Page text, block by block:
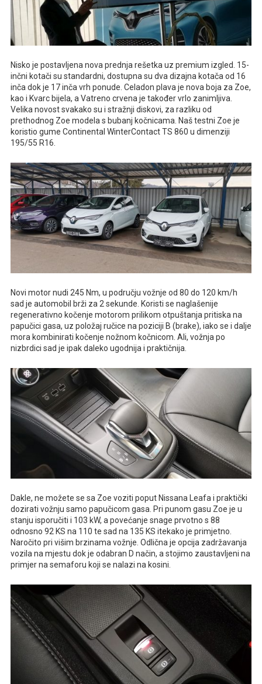
Nisko je postavljena nova prednja rešetka uz premium izgled. 15-
inčni kotači su standardni, dostupna su dva dizajna kotača od 16
inča dok je 17 inča vrh ponude. Celadon plava je nova boja za Zoe,
kao i Kvarc bijela, a Vatreno crvena je također vrlo zanimljiva.
Velika novost svakako su i stražnji diskovi, za razliku od
prethodnog Zoe modela s bubanj kočnicama. Naš testni Zoe je
koristio gume Continental WinterContact TS 860 u dimenziji
195/55 R16.
Novi motor nudi 245 Nm, u području vožnje od 80 do 120 km/h
sad je automobil brži za 2 sekunde. Koristi se naglašenije
regenerativno kočenje motorom prilikom otpuštanja pritiska na
papučici gasa, uz položaj ručice na poziciji B (brake), iako se i dalje
mora kombinirati kočenje nožnom kočnicom. Ali, vožnja po
nizbrdici sad je ipak daleko ugodnija i praktičnija.
Dakle, ne možete se sa Zoe voziti poput Nissana Leafa i praktički
dozirati vožnju samo papučicom gasa. Pri punom gasu Zoe je u
stanju isporučiti i 103 kW, a povećanje snage prvotno s 88
odnosno 92 KS na 110 te sad na 135 KS itekako je primjetno.
Naročito pri višim brzinama vožnje. Odlična je opcija zadržavanja
vozila na mjestu dok je odabran D način, a stojimo zaustavljeni na
primjer na semaforu koji se nalazi na kosini.